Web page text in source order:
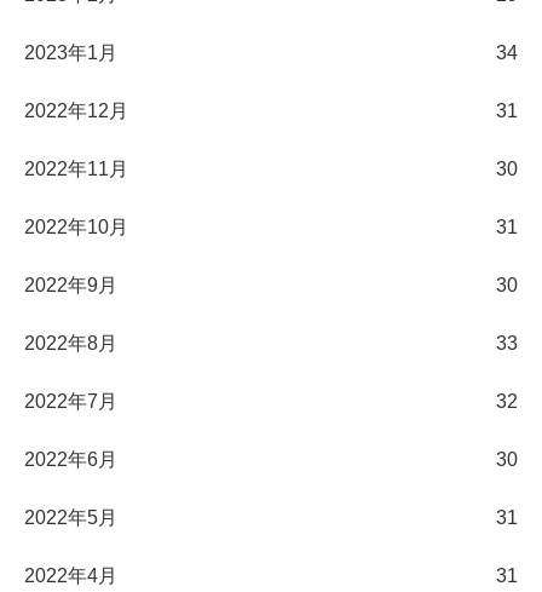
2023年1月 34
2022年12月 31
2022年11月 30
2022年10月 31
2022年9月 30
2022年8月 33
2022年7月 32
2022年6月 30
2022年5月 31
2022年4月 31